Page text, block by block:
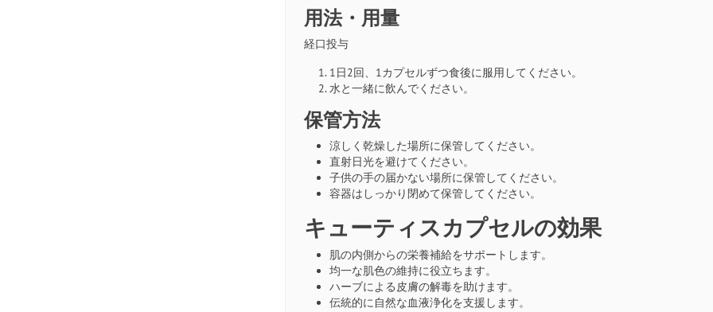
用法・用量
経口投与
1日2回、1カプセルずつ食後に服用してください。
水と一緒に飲んでください。
保管方法
涼しく乾燥した場所に保管してください。
直射日光を避けてください。
子供の手の届かない場所に保管してください。
容器はしっかり閉めて保管してください。
キューティスカプセルの効果
肌の内側からの栄養補給をサポートします。
均一な肌色の維持に役立ちます。
ハーブによる皮膚の解毒を助けます。
伝統的に自然な血液浄化を支援します。